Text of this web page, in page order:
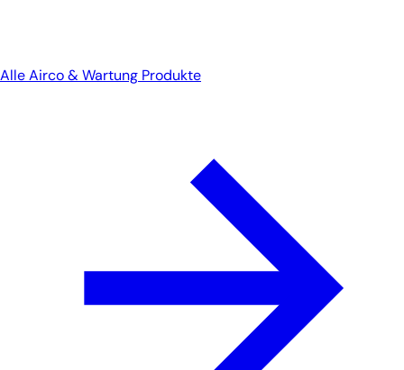
Alle Airco & Wartung Produkte